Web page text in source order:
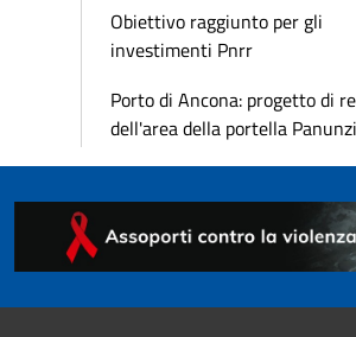
Obiettivo raggiunto per gli
investimenti Pnrr
Porto di Ancona: progetto di
dell'area della portella Panunzi